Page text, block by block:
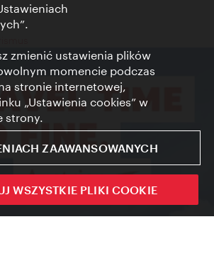
zmienić ustawienia plików
momencie podczas
stronie internetowej,
„Ustawienia cookies” w
strony.
ZAAWANSOWANYCH
WSZYSTKIE PLIKI COOKIE